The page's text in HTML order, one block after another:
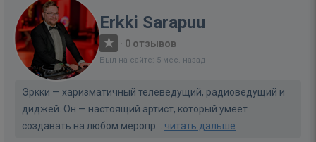
Erkki Sarapuu
· 0 отзывов
Был на сайте: 5 мес. назад
Эркки — харизматичный телеведущий, радиоведущий и
диджей. Он — настоящий артист, который умеет
создавать на любом меропр... читать дальше